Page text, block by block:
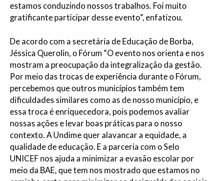
estamos conduzindo nossos trabalhos. Foi muito
gratificante participar desse evento”, enfatizou.
De acordo com a secretária de Educação de Borba,
Jéssica Querolin, o Fórum “O evento nos orienta e nos
mostram a preocupação da integralização da gestão.
Por meio das trocas de experiência durante o Fórum,
percebemos que outros municípios também tem
dificuldades similares como as de nosso município, e
essa troca é enriquecedora, pois podemos avaliar
nossas ações e levar boas práticas para o nosso
contexto. A Undime quer alavancar a equidade, a
qualidade de educação. E a parceria com o Selo
UNICEF nos ajuda a minimizar a evasão escolar por
meio da BAE, que tem nos mostrado que estamos no